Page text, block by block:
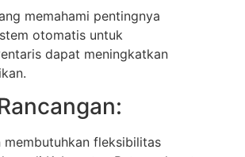
memahami pentingnya
otomatis untuk
dapat meningkatkan
membutuhkan fleksibilitas